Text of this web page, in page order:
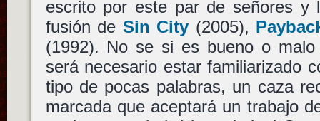
escrito por este par de señores y
fusión de Sin City (2005),
(1992). No se si es bueno o
será necesario estar familiarizado
tipo de pocas palabras, un caza
marcada que aceptará un trabajo